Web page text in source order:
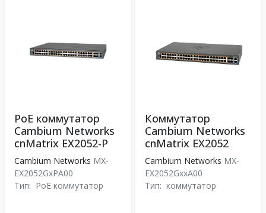
PoE коммутатор
Cambium Networks
cnMatrix EX2052-P
Cambium Networks MX-
EX2052GxPA00
Тип: PoE коммутатор
Коммутатор
Cambium Networks
cnMatrix EX2052
Cambium Networks MX-
EX2052GxxA00
Тип: коммутатор